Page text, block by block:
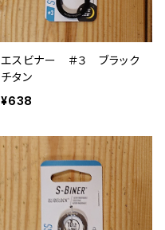
エスビナー ＃３ ブラック
チタン
¥638